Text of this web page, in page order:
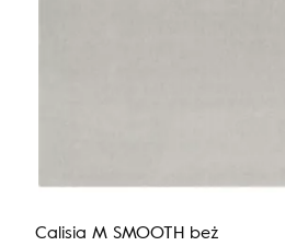
Calisia M SMOOTH beż